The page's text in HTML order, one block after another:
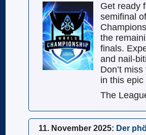
Get ready
semifinal
the
finals.
and nail-
Don’t
in this
The
11. November 2025: Der